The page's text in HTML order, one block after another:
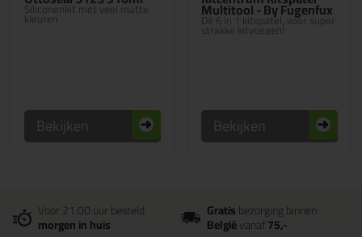
Siliconenkit met veel matte
kleuren
Bekijken
Multitool - By Fugenfux
Dé 6 in 1 kitspatel, voor super
strakke kitvoegen!
Bekijken
Voor 21:00 uur besteld
morgen in huis
Gratisbezorging binnen
Belgiëvanaf75,-